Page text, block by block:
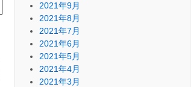
2021年9月
2021年8月
2021年7月
2021年6月
2021年5月
2021年4月
2021年3月